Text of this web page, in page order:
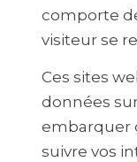
comporte
visiteur se
Ces sites
données
embarquer
suivre vos